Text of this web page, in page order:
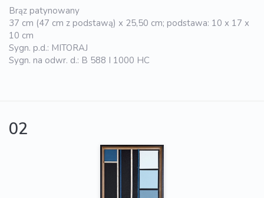
Brąz patynowany
37 cm (47 cm z podstawą) x 25,50 cm; podstawa: 10 x 17 x
10 cm
Sygn. p.d.: MITORAJ
Sygn. na odwr. d.: B 588 I 1000 HC
02